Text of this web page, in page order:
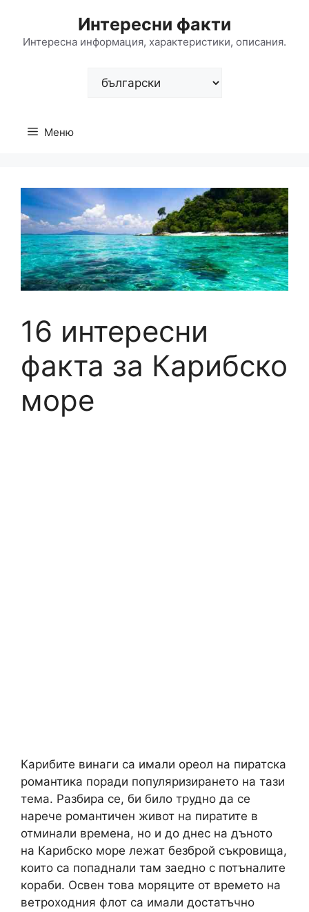
съдържаниетоИнтересни факти
Интересна информация, характеристики, описания.
Изберете
език
Меню
16 интересни
факта за Карибско
море
Карибите винаги са имали ореол на пиратска
романтика поради популяризирането на тази
тема. Разбира се, би било трудно да се
нарече романтичен живот на пиратите в
отминали времена, но и до днес на дъното
на Карибско море лежат безброй съкровища,
които са попаднали там заедно с потъналите
кораби. Освен това моряците от времето на
ветроходния флот са имали достатъчно